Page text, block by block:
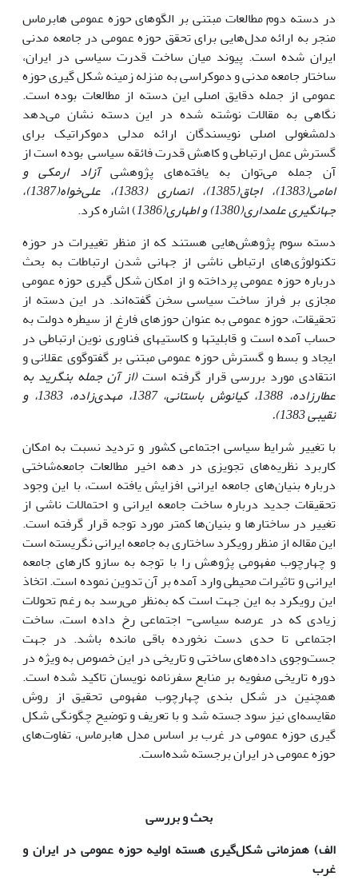
در دسته دوم مطالعات مبتنی بر الگوهای حوزه عمومی هابرماس
منجر به ارائه مدل‌هایی برای تحقق حوزه عمومی در جامعه مدنی
ایران شده است. پیوند میان ساخت قدرت سیاسی در ایران،
ساختار جامعه مدنی و دموکراسی به منزله زمینه شکل گیری حوزه
عمومی از جمله دقایق اصلی این دسته از مطالعات بوده است.
نگاهی به مقالات نوشته شده در این دسته نشان می‌دهد
دلمشغولی اصلی نویسندگان ارائه مدلی دموکراتیک برای
گسترش عمل ارتباطی و کاهش قدرت فائقه سیاسی بوده است از
آن جمله می‌توان به یافته‌های پژوهشیآزاد ارمکی و
امامی(1383)، اجاق(1385)، انصاری (1383)، علی‌خواه(1387)،
جهانگیری علمداری(1380) و اطهاری(1386
) اشاره کرد.
دسته سوم پژوهش‌هایی هستند که از منظر تغییرات در حوزه
تکنولوژی‌های ارتباطی ناشی از جهانی شدن ارتباطات به بحث
درباره حوزه عمومی پرداخته و از امکان شکل گیری حوزه عمومی
مجازی بر فراز ساخت سیاسی سخن گفته‌اند. در این دسته از
تحقیقات، حوزه عمومی به عنوان حوزه­ای فارغ از سیطره دولت به
حساب آمده است و قابلیت­ها و کاستی­های فناوری نوین ارتباطی در
ایجاد و بسط و گسترش حوزه عمومی مبتنی بر گفت­و­گوی عقلانی و
انتقادی مورد بررسی قرار گرفته است(از آن جمله بنگرید به
عطارزاده، 1388، کیانوش باستانی، 1387، مهدی‌زاده، 1383، و
نقیبی 1383).
با تغییر شرایط سیاسی اجتماعی کشور و تردید نسبت به امکان
کاربرد نظریه‌های تجویزی در دهه اخیر مطالعات جامعه‌شاختی
درباره بنیان‌های جامعه ایرانی افزایش یافته است، با این وجود
تحقیقات جدید درباره ساخت جامعه ایرانی و احتمالات ناشی از
تغییر در ساختارها و بنیان‌ها کمتر مورد توجه قرار گرفته است.
این مقاله از منظر رویکرد ساختاری به جامعه ایرانی نگریسته است
و چهارچوب مفهومی پژوهش را با توجه به سازو کارهای جامعه
ایرانی و تاثیرات محیطی وارد آمده بر آن تدوین نموده است. اتخاذ
این رویکرد به این جهت است که به‌نظر می‌رسد به رغم تحولات
زیادی که در عرصه سیاسی- اجتماعی رخ داده است، ساخت
اجتماعی تا حدی دست نخورده باقی مانده باشد. در جهت
جست‌وجوی داده‌های ساختی و تاریخی در این خصوص به ویژه در
دوره تاریخی صفویه بر منابع سفرنامه نویسان تاکید شده است.
همچنین در شکل بندی چهارچوب مفهومی تحقیق از روش
مقایسه‌ای نیز سود جسته شد و با تعریف و توضیح چگونگی شکل
گیری حوزه عمومی در غرب بر اساس مدل هابرماس، تفاوت‌های
حوزه عمومی در ایران برجسته شده‌است.
بحث و بررسی
الف) همزمانی شکل‌گیری هسته اولیه حوزه عمومی در ایران و
غرب